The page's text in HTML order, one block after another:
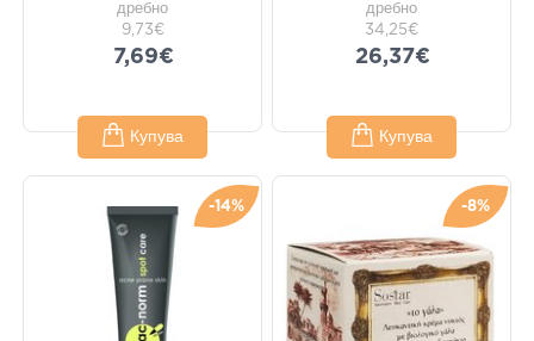
дребно
9,73€
7,69€
Купува
дребно
34,25€
26,37€
Купува
-14% -8%